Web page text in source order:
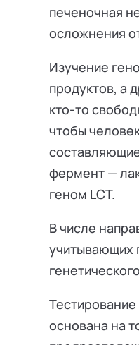
печеночная
осложнения
Изучение
продуктов, а
кто-то
чтобы
фермент —
геном LCT.
В числе
учитывающих
основана на